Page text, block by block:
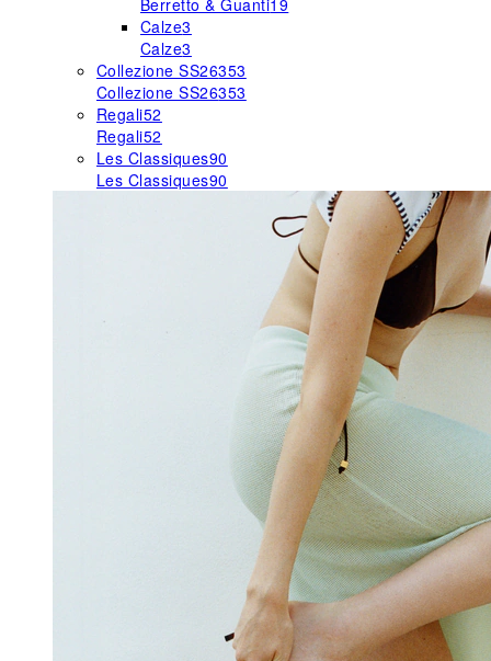
Berretto & Guanti19
Calze3
Calze3
Collezione SS26353
Collezione SS26353
Regali52
Regali52
Les Classiques90
Les Classiques90